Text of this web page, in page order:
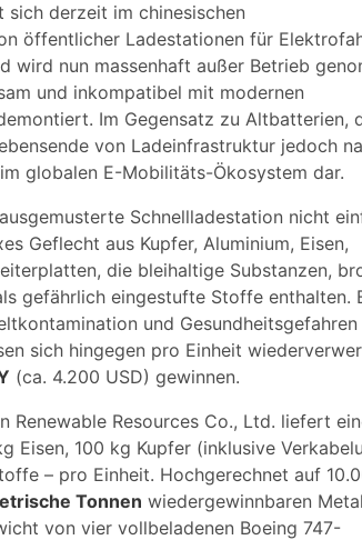
derzeit im chinesischen
öffentlicher Ladestationen für
wird nun massenhaft außer Betrieb
und inkompatibel mit modernen
Im Gegensatz zu Altbatterien,
von Ladeinfrastruktur jedoch
globalen E-Mobilitäts-Ökosystem dar.
Schnellladestation nicht
Geflecht aus Kupfer, Aluminium, Eisen,
die bleihaltige Substanzen,
gefährlich eingestufte Stoffe enthalten.
und
sich hingegen pro Einheit
(ca. 4.200 USD) gewinnen.
Renewable Resources Co., Ltd. liefert
Eisen, 100 kg Kupfer (inklusive
– pro Einheit. Hochgerechnet auf
Tonnen wiedergewinnbaren
von vier vollbeladenen Boeing 747-